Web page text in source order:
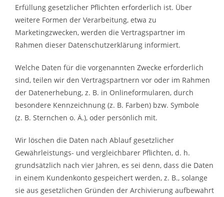
Erfüllung gesetzlicher Pflichten erforderlich ist. Über
weitere Formen der Verarbeitung, etwa zu
Marketingzwecken, werden die Vertragspartner im
Rahmen dieser Datenschutzerklärung informiert.
Welche Daten für die vorgenannten Zwecke erforderlich
sind, teilen wir den Vertragspartnern vor oder im Rahmen
der Datenerhebung, z. B. in Onlineformularen, durch
besondere Kennzeichnung (z. B. Farben) bzw. Symbole
(z. B. Sternchen o. Ä.), oder persönlich mit.
Wir löschen die Daten nach Ablauf gesetzlicher
Gewährleistungs- und vergleichbarer Pflichten, d. h.
grundsätzlich nach vier Jahren, es sei denn, dass die Daten
in einem Kundenkonto gespeichert werden, z. B., solange
sie aus gesetzlichen Gründen der Archivierung aufbewahrt